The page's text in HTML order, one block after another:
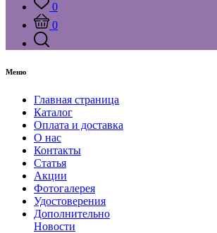
0
0
Меню
Главная страница
Каталог
Оплата и доставка
О нас
Контакты
Статья
Акции
Фотогалерея
Удостоверения
Дополнительно
Новости